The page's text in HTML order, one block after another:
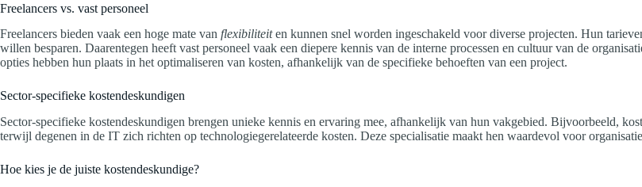
Freelancers vs. vast personeel
Freelancers bieden vaak een hoge mate van flexibiliteiten kunnen snel worden ingeschakeld voor diverse projecten. Hun
willen besparen. Daarentegen heeft vast personeel vaak een diepere kennis van de interne processen en cultuur van de
opties hebben hun plaats in het optimaliseren van kosten, afhankelijk van de specifieke behoeften van een project.
Sector-specifieke kostendeskundigen
Sector-specifieke kostendeskundigen brengen unieke kennis en ervaring mee, afhankelijk van hun vakgebied. Bijvoorbeeld,
terwijl degenen in de IT zich richten op technologiegerelateerde kosten. Deze specialisatie maakt hen waardevol voor
Hoe kies je de juiste kostendeskundige?